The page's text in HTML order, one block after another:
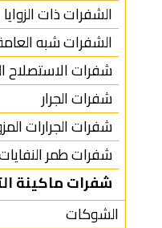
الشفرات ذات
الشفرات شبه
شفرات الاستصلاح
شفرات الجرار
شفرات الجرارات
شفرات طمر
شفرات ماكينة
الشوكات